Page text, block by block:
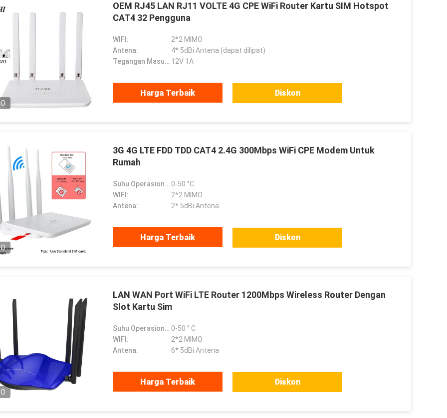
ановила
еет
отрудничество.
Gabriel Haddad
5 tahun, mereka adalah pemasok
yang baik dan teman yang baik,
kehormatan kami untuk bekerja
OEM RJ45 LAN RJ11 VOLTE 4G CPE WiFi Router Kartu SIM Hotspot
CAT4 32 Pengguna
WIFI:
2*2 MIMO
Antena:
4* 5dBi Antena (dapat dilipat)
Tegangan Masukan: 12V 1A
Harga Terbaik Diskon
3G 4G LTE FDD TDD CAT4 2.4G 300Mbps WiFi CPE Modem Untuk
Rumah
Suhu Operasional: 0-50 °C
WIFI:
2*2 MIMO
Antena:
2* 5dBi Antena
Harga Terbaik Diskon
LAN WAN Port WiFi LTE Router 1200Mbps Wireless Router Dengan
Slot Kartu Sim
Suhu Operasional: 0-50 ° C
WIFI:
2*2 MIMO
Antena:
6* 5dBi Antena
Harga Terbaik Diskon